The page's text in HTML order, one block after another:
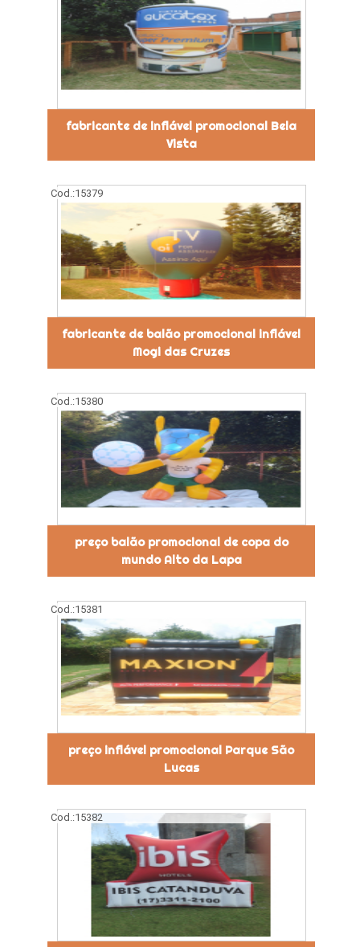
fabricante de inflável promocional Bela
Vista
Cod.:15379
fabricante de balão promocional inflável
Mogi das Cruzes
Cod.:15380
preço balão promocional de copa do
mundo Alto da Lapa
Cod.:15381
preço inflável promocional Parque São
Lucas
Cod.:15382